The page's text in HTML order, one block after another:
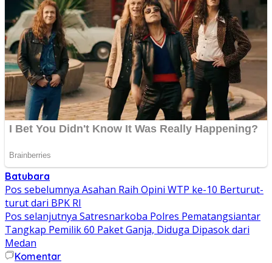
Batubara
Navigasi
pos
Pos sebelumnya Asahan Raih Opini WTP ke-10 Berturut-
turut dari BPK RI
Pos selanjutnya Satresnarkoba Polres Pematangsiantar
Tangkap Pemilik 60 Paket Ganja, Diduga Dipasok dari
Medan
Komentar